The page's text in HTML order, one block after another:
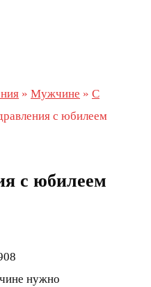
» Мужчине » С
с юбилеем
с юбилеем
нужно